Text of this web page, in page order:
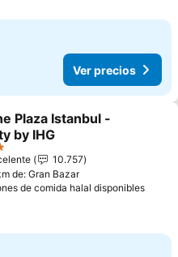
Ver precios
a favoritos
Plaza Istanbul -
by IHG
10.757
de: Gran Bazar
de comida halal disponibles